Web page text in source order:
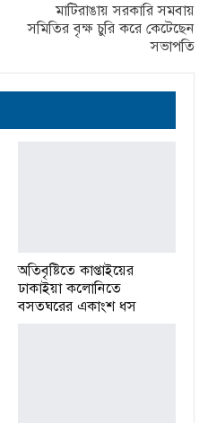
মাটিরাঙায় সরকারি সমবায়
সমিতির বৃক্ষ চুরি করে কেটেছেন
সভাপতি
অতিবৃষ্টিতে কাপ্তাইয়ের
ঢাকাইয়া কলোনিতে
বসতঘরের একাংশ ধস